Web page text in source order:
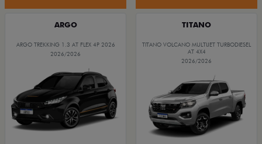
ARGO
ARGO TREKKING 1.3 AT FLEX 4P 2026
2026/2026
TITANO
TITANO VOLCANO MULTIJET TURBODIESEL
AT 4X4
2026/2026